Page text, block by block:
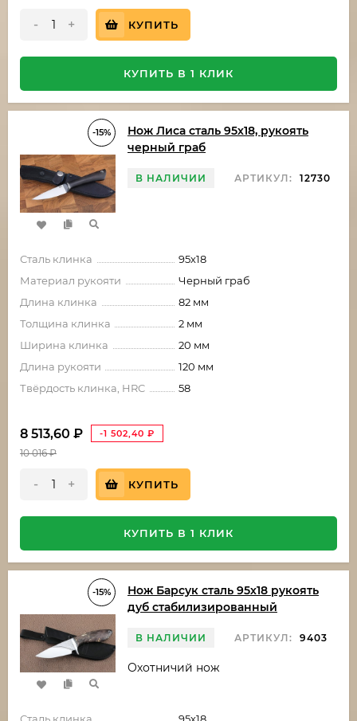
- + КУПИТЬ
КУПИТЬ В 1 КЛИК
-15%
Нож Лиса сталь 95х18, рукоять
черный граб
В НАЛИЧИИ АРТИКУЛ: 12730
Сталь клинка
95х18
Материал рукояти
Черный граб
Длина клинка
82 мм
Толщина клинка
2 мм
Ширина клинка
20 мм
Длина рукояти
120 мм
Твёрдость клинка, HRC
58
8 513,60 ₽ -1 502,40 ₽
10 016₽
- + КУПИТЬ
КУПИТЬ В 1 КЛИК
-15%
Нож Барсук сталь 95х18 рукоять
дуб стабилизированный
В НАЛИЧИИ АРТИКУЛ: 9403
Охотничий нож
Сталь клинка 95х18